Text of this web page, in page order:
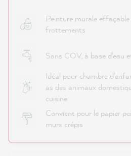
Peinture murale
frottements
Sans COV, à base d'eau
Idéal pour chambre
as des animaux
cuisine
Convient pour le papier
murs crépis